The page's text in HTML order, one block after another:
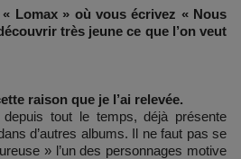
très jeune ce que l’on veut
raison que je l’ai relevée.
depuis tout le temps, déjà présente
d’autres albums. Il ne faut pas se
» l’un des personnages motive